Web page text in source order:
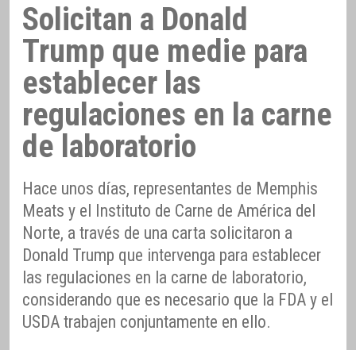
Solicitan a Donald
Trump que medie para
establecer las
regulaciones en la carne
de laboratorio
Hace unos días, representantes de Memphis
Meats y el Instituto de Carne de América del
Norte, a través de una carta solicitaron a
Donald Trump que intervenga para establecer
las regulaciones en la carne de laboratorio,
considerando que es necesario que la FDA y el
USDA trabajen conjuntamente en ello.